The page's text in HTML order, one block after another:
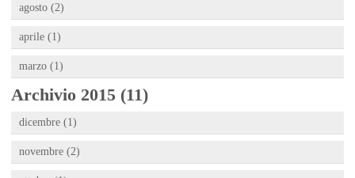
agosto (2)
aprile (1)
marzo (1)
Archivio 2015 (11)
dicembre (1)
novembre (2)